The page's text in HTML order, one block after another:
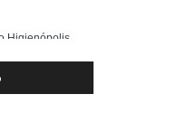
Higienópolis